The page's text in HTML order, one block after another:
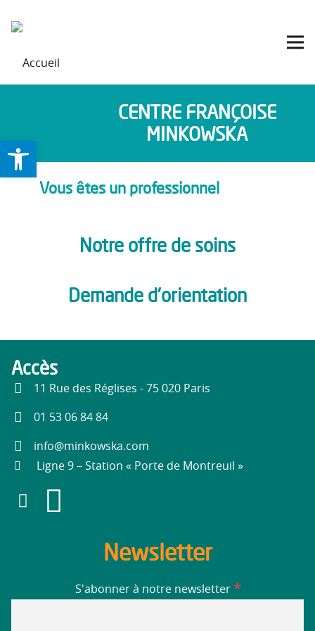
CENTRE FRANÇOISE
MINKOWSKA
Vous êtes un professionnel
Notre offre de soins
Demande d’orientation
Accès
11 Rue des Réglises - 75 020 Paris
01 53 06 84 84
info@minkowska.com
Ligne 9 – Station « Porte de Montreuil »
Newsletter
S'abonner à notre newsletter *
Ouvrir la barre d’outils